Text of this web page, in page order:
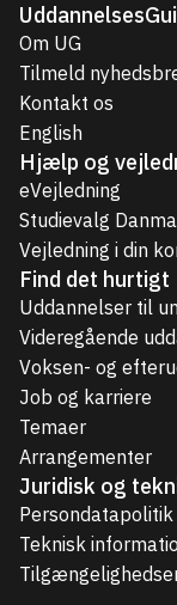
Om UG
Tilmeld
Kontakt os
English
Hjælp og
eVejledning
Studievalg
Vejledning i din
Find det hurtigt
Uddannelser til
Videregående
Voksen- og
Job og karriere
Temaer
Arrangementer
Juridisk og
Persondatapolitik
Teknisk